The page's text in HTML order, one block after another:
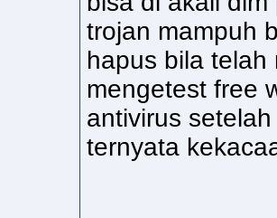
trojan mampuh
hapus bila
mengetest free
antivirus
ternyata